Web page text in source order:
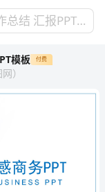
蓝色科技感商务 工作总结 汇报PPT模板
模板 付费
网）